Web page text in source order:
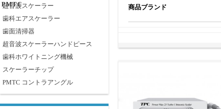
PMTC
超音波スケーラー
歯科エアスケーラー
歯面清掃器
超音波スケーラーハンドピース
歯科ホワイトニング機械
スケーラーチップ
PMTC コントラアングル
商品ブランド